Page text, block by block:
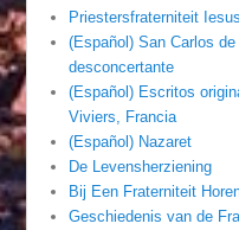
Priestersfraterniteit
(Español) San Carlos
desconcertante
(Español) Escritos
Viviers, Francia
(Español) Nazaret
De Levensherziening
Bij Een Fraterniteit
Geschiedenis van de